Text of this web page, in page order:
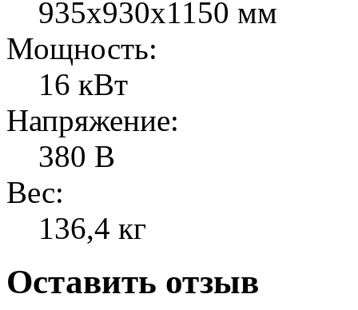
935х930х1150 мм
Мощность:
16 кВт
Напряжение:
380 В
Вес:
136,4 кг
Оставить отзыв